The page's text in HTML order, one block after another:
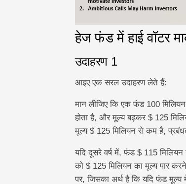
हेज फंड में हाई वॉटर
उदाहरण 1
आइए एक सरल उदाहरण लेते हैं:
मान लीजिए कि एक फंड 100
होता है, और मूल्य बढ़कर $ 125
मूल्य $ 125 मिलियन से कम है,
यदि दूसरे वर्ष में, फंड $ 115
को $ 125 मिलियन का मूल्य पार
पर, जिसका अर्थ है कि यदि फंड मूल्य